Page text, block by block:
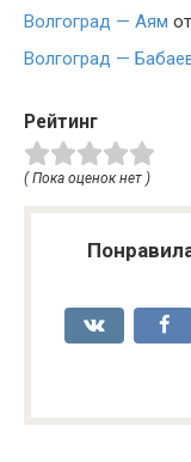
Волгоград — Аям
Волгоград —
Рейтинг
( Пока оценок нет )